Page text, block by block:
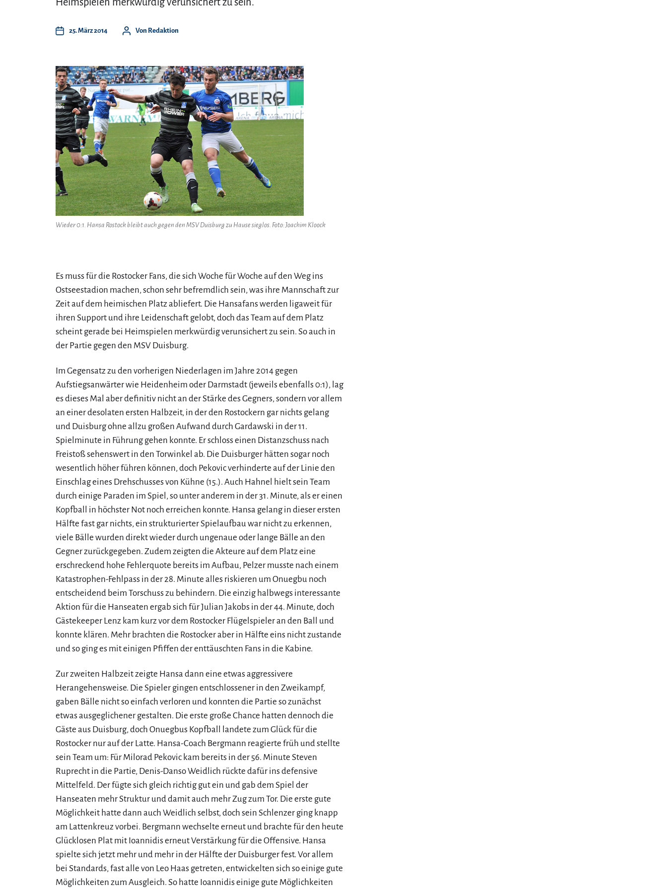
25. März 2014 Von Redaktion
Wieder 0:1. Hansa Rostock bleibt auch gegen den MSV Duisburg zu Hause sieglos. Foto: Joachim Kloock
Es muss für die Rostocker Fans, die sich Woche für Woche auf den Weg ins
Ostseestadion machen, schon sehr befremdlich sein, was ihre Mannschaft zur
Zeit auf dem heimischen Platz abliefert. Die Hansafans werden ligaweit für
ihren Support und ihre Leidenschaft gelobt, doch das Team auf dem Platz
scheint gerade bei Heimspielen merkwürdig verunsichert zu sein. So auch in
der Partie gegen den MSV Duisburg.
Im Gegensatz zu den vorherigen Niederlagen im Jahre 2014 gegen
Aufstiegsanwärter wie Heidenheim oder Darmstadt (jeweils ebenfalls 0:1), lag
es dieses Mal aber definitiv nicht an der Stärke des Gegners, sondern vor allem
an einer desolaten ersten Halbzeit, in der den Rostockern gar nichts gelang
und Duisburg ohne allzu großen Aufwand durch Gardawski in der 11.
Spielminute in Führung gehen konnte. Er schloss einen Distanzschuss nach
Freistoß sehenswert in den Torwinkel ab. Die Duisburger hätten sogar noch
wesentlich höher führen können, doch Pekovic verhinderte auf der Linie den
Einschlag eines Drehschusses von Kühne (15.). Auch Hahnel hielt sein Team
durch einige Paraden im Spiel, so unter anderem in der 31. Minute, als er einen
Kopfball in höchster Not noch erreichen konnte. Hansa gelang in dieser ersten
Hälfte fast gar nichts, ein strukturierter Spielaufbau war nicht zu erkennen,
viele Bälle wurden direkt wieder durch ungenaue oder lange Bälle an den
Gegner zurückgegeben. Zudem zeigten die Akteure auf dem Platz eine
erschreckend hohe Fehlerquote bereits im Aufbau, Pelzer musste nach einem
Katastrophen-Fehlpass in der 28. Minute alles riskieren um Onuegbu noch
entscheidend beim Torschuss zu behindern. Die einzig halbwegs interessante
Aktion für die Hanseaten ergab sich für Julian Jakobs in der 44. Minute, doch
Gästekeeper Lenz kam kurz vor dem Rostocker Flügelspieler an den Ball und
konnte klären. Mehr brachten die Rostocker aber in Hälfte eins nicht zustande
und so ging es mit einigen Pfiffen der enttäuschten Fans in die Kabine.
Zur zweiten Halbzeit zeigte Hansa dann eine etwas aggressivere
Herangehensweise. Die Spieler gingen entschlossener in den Zweikampf,
gaben Bälle nicht so einfach verloren und konnten die Partie so zunächst
etwas ausgeglichener gestalten. Die erste große Chance hatten dennoch die
Gäste aus Duisburg, doch Onuegbus Kopfball landete zum Glück für die
Rostocker nur auf der Latte. Hansa-Coach Bergmann reagierte früh und stellte
sein Team um: Für Milorad Pekovic kam bereits in der 56. Minute Steven
Ruprecht in die Partie, Denis-Danso Weidlich rückte dafür ins defensive
Mittelfeld. Der fügte sich gleich richtig gut ein und gab dem Spiel der
Hanseaten mehr Struktur und damit auch mehr Zug zum Tor. Die erste gute
Möglichkeit hatte dann auch Weidlich selbst, doch sein Schlenzer ging knapp
am Lattenkreuz vorbei. Bergmann wechselte erneut und brachte für den heute
Glücklosen Plat mit Ioannidis erneut Verstärkung für die Offensive. Hansa
spielte sich jetzt mehr und mehr in der Hälfte der Duisburger fest. Vor allem
bei Standards, fast alle von Leo Haas getreten, entwickelten sich so einige gute
Möglichkeiten zum Ausgleich. So hatte Ioannidis einige gute Möglichkeiten